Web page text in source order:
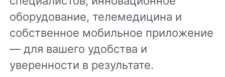
оборудование, телемедицина и
собственное мобильное приложение
— для вашего удобства и
уверенности в результате.